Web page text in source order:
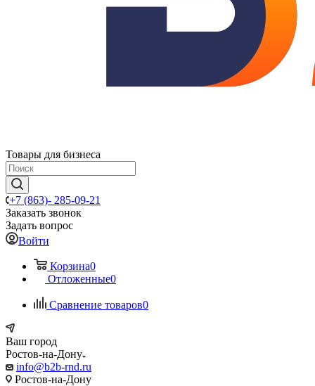
Товары для бизнеса
+7 (863)- 285-09-21
Заказать звонок
Задать вопрос
Войти
Корзина0
Отложенные0
Сравнение товаров0
Ваш город
Ростов-на-Дону
info@b2b-rnd.ru
Ростов-на-Дону